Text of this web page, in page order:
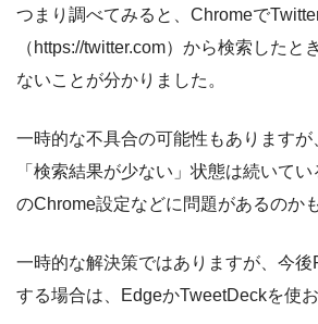
つまり調べてみると、Chromeで
（https://twitter.com）から検索したと
ないことが分かりました。
一時的な不具合の可能性もありますが
「検索結果が少ない」状態は続いてい
のChrome設定などに問題があるのか
一時的な解決策ではありますが、今後
する場合は、EdgeかTweetDeckを使お